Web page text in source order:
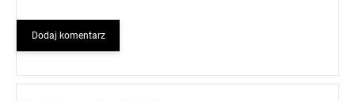
Dodaj komentarz